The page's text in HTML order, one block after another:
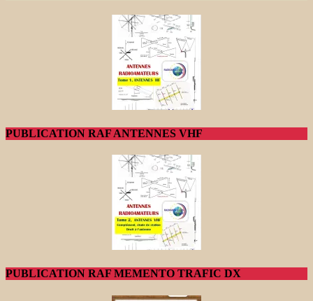
PUBLICATION RAF ANTENNES VHF
PUBLICATION RAF MEMENTO TRAFIC DX